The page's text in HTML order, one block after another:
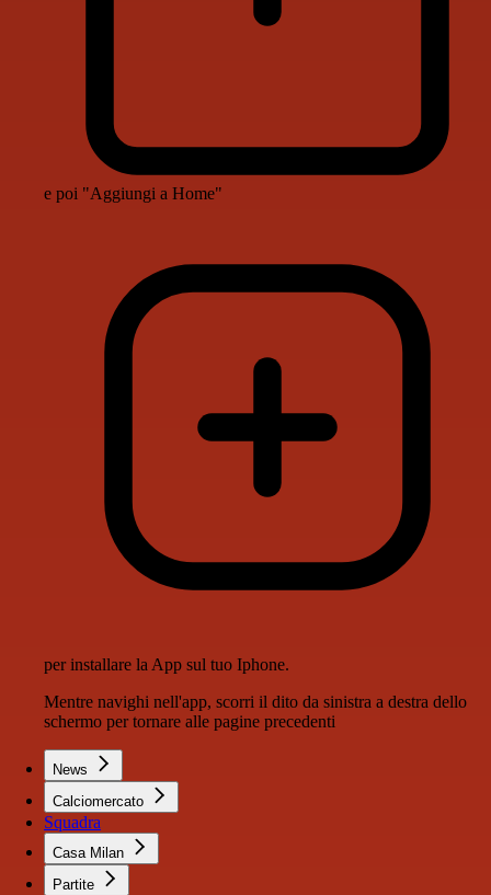
e poi "Aggiungi a Home"
per installare la App sul tuo Iphone.
Mentre navighi nell'app, scorri il dito da sinistra a destra dello
schermo per tornare alle pagine precedenti
News
Calciomercato
Squadra
Casa Milan
Partite